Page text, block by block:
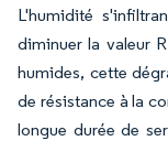
L'humidité
diminuer la valeur
humides, cette
de résistance à la
longue durée de